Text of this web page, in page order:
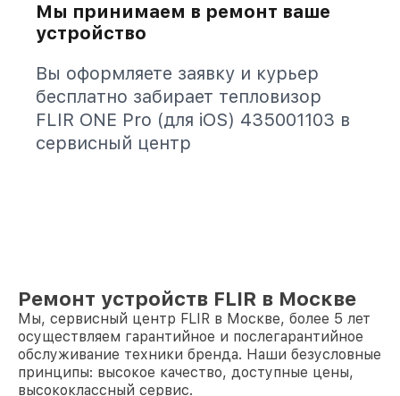
Мы принимаем в ремонт ваше
устройство
Вы оформляете заявку и курьер
бесплатно забирает тепловизор
FLIR ONE Pro (для iOS) 435001103 в
сервисный центр
Ремонт устройств FLIR в Москве
Мы, сервисный центр FLIR в Москве, более 5 лет
осуществляем гарантийное и послегарантийное
обслуживание техники бренда. Наши безусловные
принципы: высокое качество, доступные цены,
высококлассный сервис.